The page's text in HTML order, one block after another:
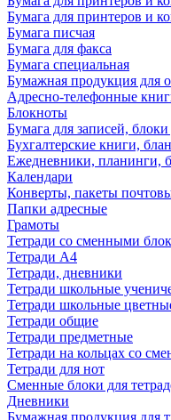
Бумага для принтеров и
Бумага писчая
Бумага для факса
Бумага специальная
Бумажная продукция для
Адресно-телефонные
Блокноты
Бумага для записей, блоки
Бухгалтерские книги,
Ежедневники, планинги,
Календари
Конверты, пакеты
Папки адресные
Грамоты
Тетради со сменными
Тетради А4
Тетради, дневники
Тетради школьные
Тетради школьные
Тетради общие
Тетради предметные
Тетради на кольцах со
Тетради для нот
Сменные блоки для
Дневники
Бумажная продукция для